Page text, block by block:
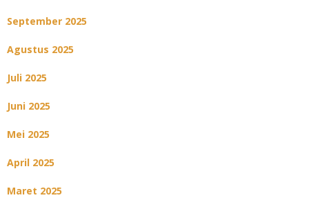
September 2025
Agustus 2025
Juli 2025
Juni 2025
Mei 2025
April 2025
Maret 2025